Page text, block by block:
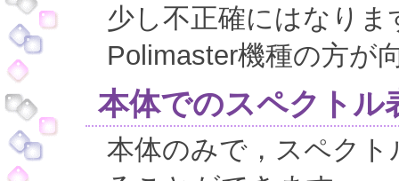
少し不正確にはなり
Polimaster機種の方が
本体でのスペクトル
本体のみで，スペク